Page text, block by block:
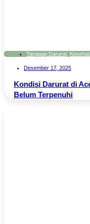
Tanggap Darurat
Desember 17, 2025
Kondisi Darurat di
Belum Terpenuhi